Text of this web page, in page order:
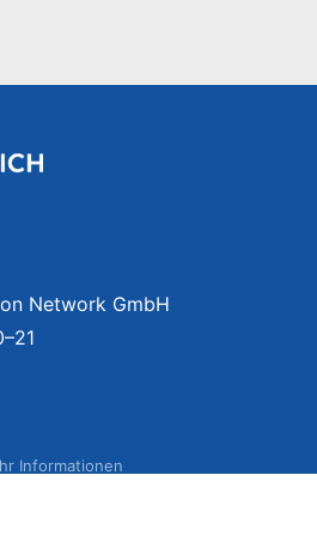
Network GmbH
Informationen